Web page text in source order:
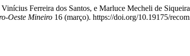
Ferreira dos Santos, e Marluce Mecheli de
Oeste Mineiro 16 (março). https://doi.org/10.19175/